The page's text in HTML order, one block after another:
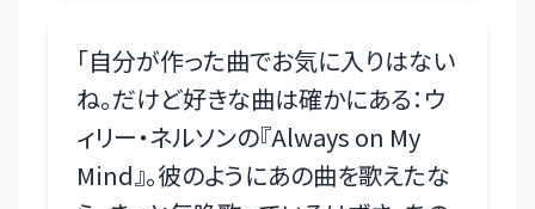
「自分が作った曲でお気に入りはない
ね。だけど好きな曲は確かにある：ウ
ィリー・ネルソンの『Always on My
Mind』。彼のようにあの曲を歌えたな